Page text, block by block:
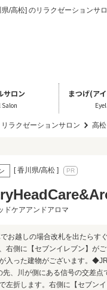
/高松] のリラクゼーションサ
サロン
Salon
まつげ(ア
ラクゼーションサロン 高
[ 香川県/高松 ]
ドケアアンドアロマ
越しの場合改札を出たらす
右側に【セブンイレブン】が
入った建物がございます。
、川が側にある信号の交差
左折します。右側に【セブン